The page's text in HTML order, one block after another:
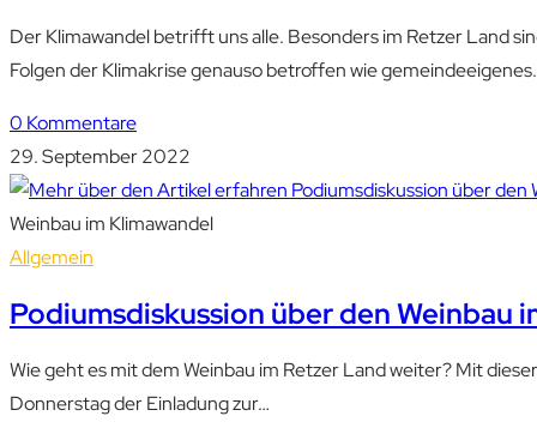
Der Klimawandel betrifft uns alle. Besonders im Retzer Land
Folgen der Klimakrise genauso betroffen wie
0 Kommentare
29. September 2022
Weinbau im Klimawandel
Allgemein
Podiumsdiskussion über den Weinbau
Wie geht es mit dem Weinbau im Retzer Land weiter? Mit
Donnerstag der Einladung zur…